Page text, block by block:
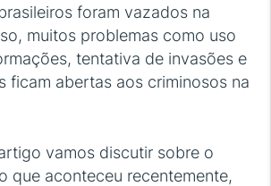
foram vazados na
muitos problemas como uso
tentativa de invasões e
ficam abertas aos criminosos na
vamos discutir sobre o
que aconteceu recentemente,